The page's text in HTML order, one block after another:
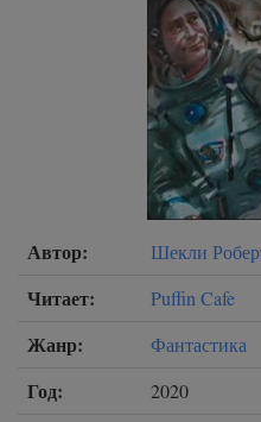
Автор: Шекли
Читает: Puffin Cafe
Жанр: Фантастика
Год: 2020